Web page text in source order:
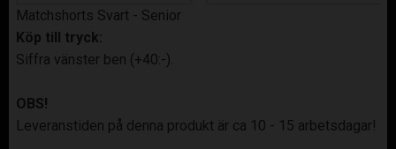
Matchshorts Svart - Senior
Köp till tryck:
Siffra vänster ben (+40:-).
OBS!
Leveranstiden på denna produkt är ca 10 - 15 arbetsdagar!